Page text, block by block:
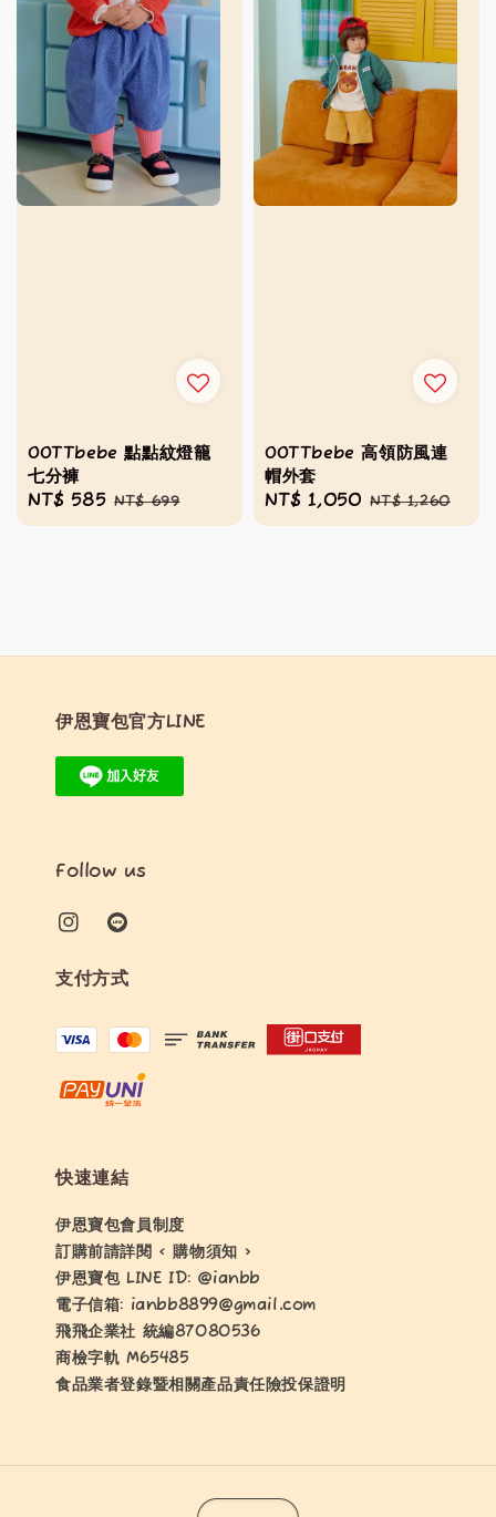
OOTTbebe 點點紋燈籠
七分褲
Sale
price
NT$ 585 Regular
price
NT$ 699
OOTTbebe 高領防風連
帽外套
Sale
price
NT$ 1,050 Regular
price
NT$ 1,260
伊恩寶包官方LINE
Follow us
支付方式
快速連結
伊恩寶包會員制度
訂購前請詳閱 < 購物須知 >
伊恩寶包 LINE ID: @ianbb
電子信箱: ianbb8899@gmail.com
飛飛企業社 統編87080536
商檢字軌 M65485
食品業者登錄暨相關產品責任險投保證明